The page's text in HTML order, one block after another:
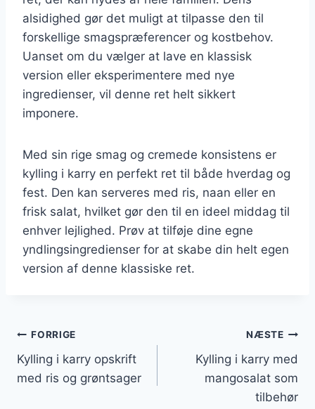
alsidighed gør det muligt at tilpasse den til
forskellige smagspræferencer og kostbehov.
Uanset om du vælger at lave en klassisk
version eller eksperimentere med nye
ingredienser, vil denne ret helt sikkert
imponere.
Med sin rige smag og cremede konsistens er
kylling i karry en perfekt ret til både hverdag og
fest. Den kan serveres med ris, naan eller en
frisk salat, hvilket gør den til en ideel middag til
enhver lejlighed. Prøv at tilføje dine egne
yndlingsingredienser for at skabe din helt egen
version af denne klassiske ret.
Indlægsnavigation
FORRIGE
Kylling i karry opskrift
med ris og grøntsager
NÆSTE
Kylling i karry med
mangosalat som
tilbehør